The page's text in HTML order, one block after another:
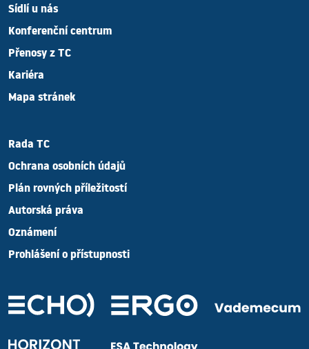
Sídlí u nás
Konferenční centrum
Přenosy z TC
Kariéra
Mapa stránek
Rada TC
Ochrana osobních údajů
Plán rovných příležitostí
Autorská práva
Oznámení
Prohlášení o přístupnosti